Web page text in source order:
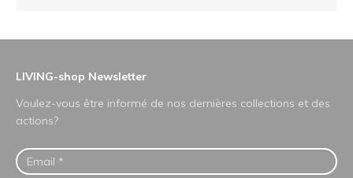
LIVING-shop Newsletter
Voulez-vous être informé de nos dernières collections et des
actions?